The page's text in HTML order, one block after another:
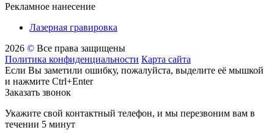
Рекламное нанесение
Лазерная гравировка
2026 © Все права защищены
Политика конфиденциальности Карта сайта
Если Вы заметили ошибку, пожалуйста, выделите её мышкой
и нажмите Ctrl+Enter
Заказать звонок
Укажите свой контактный телефон, и мы перезвоним вам в
течении 5 минут